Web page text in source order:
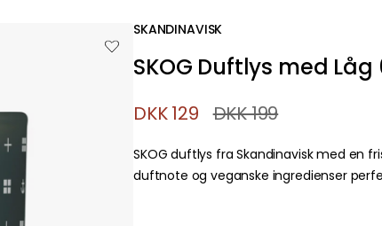
SKANDINAVISK
SKOG Duftlys med Låg
DKK 129 DKK 199
SKOG duftlys fra Skandinavisk med en
duftnote og veganske ingredienser